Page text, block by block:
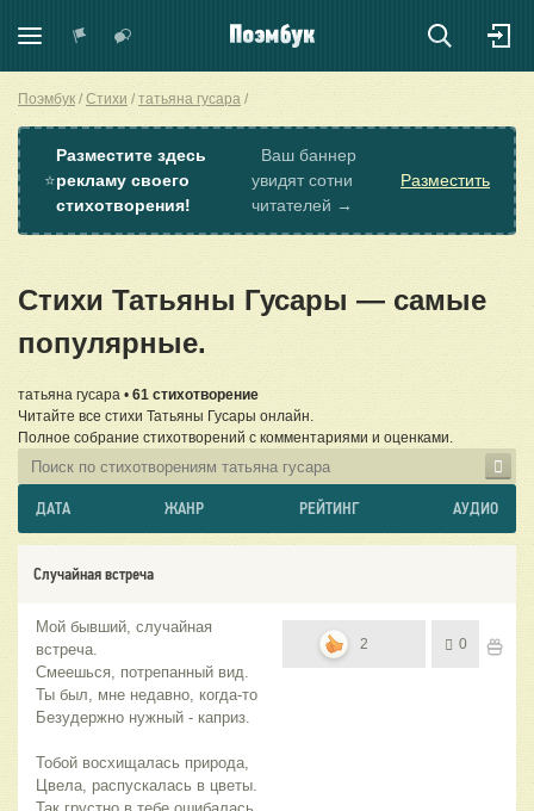
Поэмбук Стихи татьяна гусара
⭐
Разместите здесь
рекламу своего
стихотворения!
Ваш баннер
увидят сотни
читателей →
Разместить
Стихи Татьяны Гусары — самые
популярные.
татьяна гусара • 61 стихотворение
Читайте все стихи Татьяны Гусары онлайн.
Полное собрание стихотворений с комментариями и оценками.
ДАТА ЖАНР РЕЙТИНГ АУДИО
Случайная встреча
Мой бывший, случайная
встреча.
Смеешься, потрепанный вид.
Ты был, мне недавно, когда-то
Безудержно нужный - каприз.
Тобой восхищалась природа,
Цвела, распускалась в цветы.
2 0